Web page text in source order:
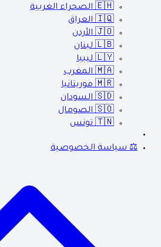
🇪🇭 الصحراء الغربية
🇮🇶 العراق
🇯🇴 الأردن
🇱🇧 لبنان
🇱🇾 ليبيا
🇲🇦 المغرب
🇲🇷 موريتانيا
🇸🇩 السودان
🇸🇴 الصومال
🇹🇳 تونس
⚖️ سياسة الخصوصية